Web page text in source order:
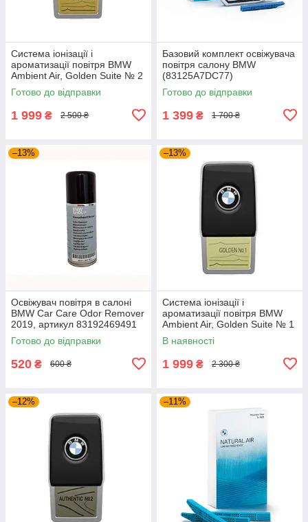
Система іонізації і
ароматизації повітря BMW
Ambient Air, Golden Suite № 2
(64119382615)
Готово до відправки
1 999 ₴ 2 500 ₴
Базовий комплект освіжувача
повітря салону BMW
(83125A7DC77)
Готово до відправки
1 399 ₴ 1 700 ₴
–13%
Освіжувач повітря в салоні
BMW Car Care Odor Remover
2019, артикул 83192469491
(83192233353)
Готово до відправки
520 ₴ 600 ₴
–13%
Система іонізації і
ароматизації повітря BMW
Ambient Air, Golden Suite № 1
(64119382609)
В наявності
1 999 ₴ 2 300 ₴
–12% –11%